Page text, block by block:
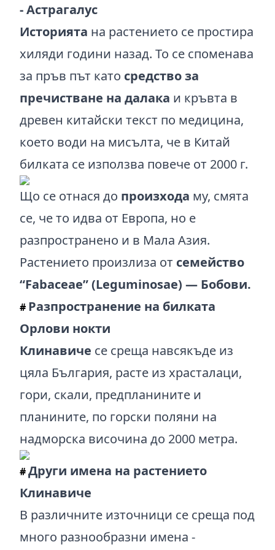
- Астрагалус
Историята на растението се простира
хиляди години назад. То се споменава
за пръв път като средство за
пречистване на далака и кръвта в
древен китайски текст по медицина,
което води на мисълта, че в Китай
билката се използва повече от 2000 г.
Що се отнася до произхода му, смята
се, че то идва от Европа, но е
разпространено и в Мала Азия.
Растението произлиза от семeйство
“Fabaceae” (Leguminosae) — Бобови.
# Разпространение на билката
Орлови нокти
Клинавиче се среща навсякъде из
цяла България, расте из храсталаци,
гори, скали, предпланините и
планините, по горски поляни на
надморска височина до 2000 метра.
#Други имена на растението
Клинавиче
В различните източници се среща под
много разнообразни имена -